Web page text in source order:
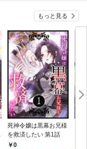
もっと見る
死神令嬢は黒幕お兄様
を救済したい 第1話
0
な